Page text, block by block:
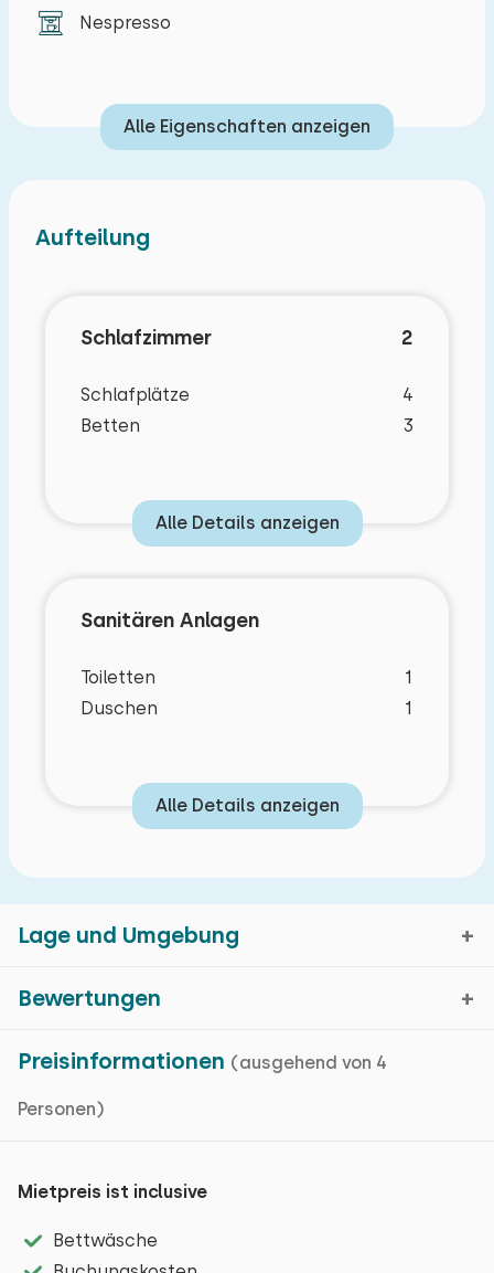
Preisinformationen (ausgehend von 4
Personen)
Mietpreis ist inclusive
Bettwäsche
Nespresso
Alle Eigenschaften anzeigen
Aufteilung
Schlafzimmer 2
Schlafplätze
4
Betten
3
Alle Details anzeigen
Sanitären Anlagen
Toiletten
1
Duschen
1
Alle Details anzeigen
Lage und Umgebung
Belfeld, Limburg
Kartenanzeige
Belfeld liegt zwischen der Maas und dem
schönen, grünen und historischen Gegend. Belfeld
Bewertungen
8,0
Bewertung
Allgemeiner Eindruck
Gastfreundschaft